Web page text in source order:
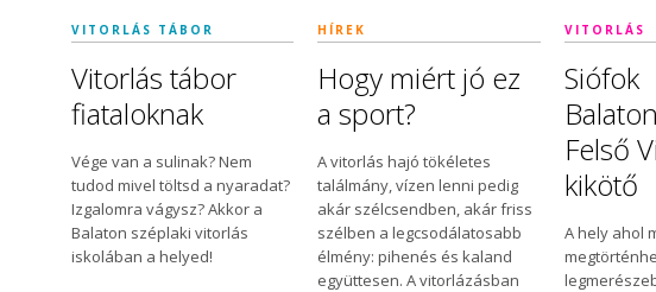
VITORLÁS TÁBOR
Vitorlás tábor
fiataloknak
Vége van a sulinak? Nem
tudod mivel töltsd a nyaradat?
Izgalomra vágysz? Akkor a
Balaton széplaki vitorlás
iskolában a helyed!
HÍREK
Hogy miért jó ez
a sport?
A vitorlás hajó tökéletes
találmány, vízen lenni pedig
akár szélcsendben, akár friss
szélben a legcsodálatosabb
élmény: pihenés és kaland
együttesen. A vitorlázásban
VITORLÁS
Siófok
Felső
kikötő
A hely ahol